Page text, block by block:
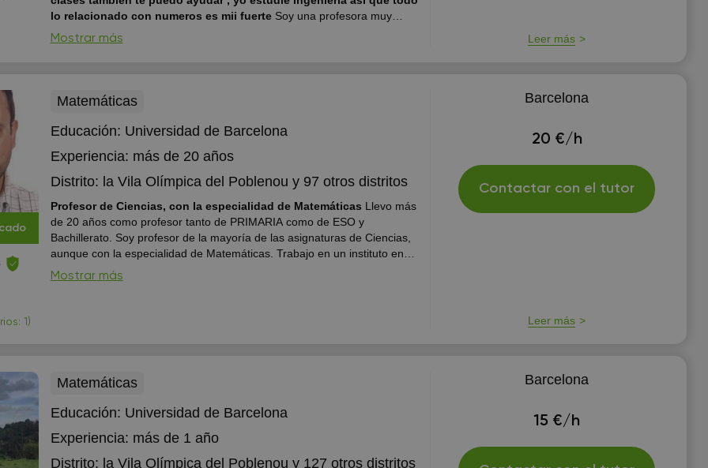
lo relacionado con numeros es mii fuerte Soy una profesora muy
dedicada a mis alumnos , recientemente llegue a España , hablo perfecto
español , e ingles, por si necesitas clases tambien te puedo ayudar , yo
Mostrar más Leer más
1)
Matemáticas
Educación: Universidad de Barcelona
Experiencia: más de 20 años
Distrito: la Vila Olímpica del Poblenou y 97 otros distritos
Profesor de Ciencias, con la especialidad de Matemáticas Llevo más
de 20 años como profesor tanto de PRIMARIA como de ESO y
Bachillerato. Soy profesor de la mayoría de las asignaturas de Ciencias,
aunque con la especialidad de Matemáticas. Trabajo en un instituto en
Barcelona, con lo que la formación constante y el contacto con los
alumnos es uno de mis p...
Mostrar más
Barcelona
20 €/h
Contactar con el tutor
Leer más
Matemáticas
Educación: Universidad de Barcelona
Experiencia: más de 1 año
Distrito: la Vila Olímpica del Poblenou y 127 otros distritos
Barcelona
15 €/h